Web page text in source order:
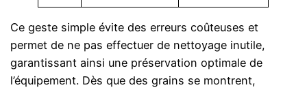
Ce geste simple évite des erreurs coûteuses et
permet de ne pas effectuer de nettoyage inutile,
garantissant ainsi une préservation optimale de
l’équipement. Dès que des grains se montrent,